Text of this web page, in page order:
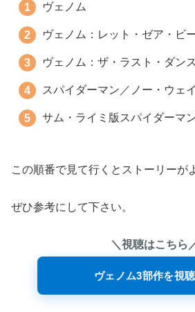
ヴェノム
ヴェノム：レット・ゼア・ビ
ヴェノム：ザ・ラスト・ダンス
スパイダーマン／ノー・ウェ
サム・ライミ版スパイダーマ
この順番で見て行くとストーリーが
ぜひ参考にして下さい。
＼視聴はこちら
ヴェノム3部作を視